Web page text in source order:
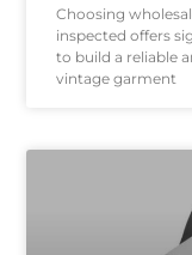
Choosing
inspected offers
to build a reliable
vintage garment